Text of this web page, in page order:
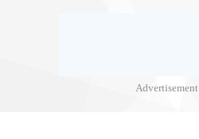
Advertisement